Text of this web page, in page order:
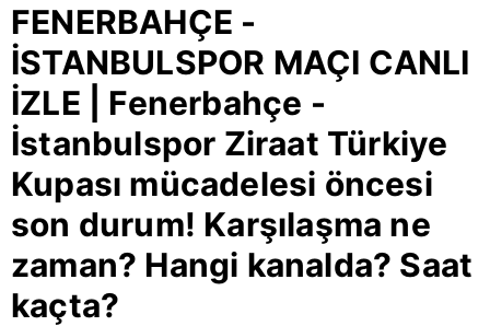
FENERBAHÇE -
İSTANBULSPOR MAÇI CANLI
İZLE | Fenerbahçe -
İstanbulspor Ziraat Türkiye
Kupası mücadelesi öncesi
son durum! Karşılaşma ne
zaman? Hangi kanalda? Saat
kaçta?